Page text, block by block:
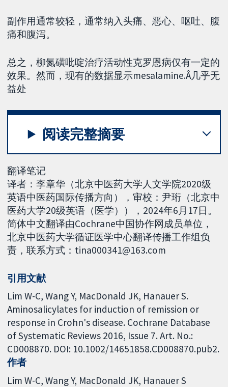
副作用通常较轻，通常纳入头痛、恶心、呕吐、腹
痛和腹泻。
总之，柳氮磺吡啶治疗活动性克罗恩病仅有一定的
效果。然而，现有的数据显示mesalamine.Â几乎无
益处
阅读完整摘要
翻译笔记
译者：李章华（北京中医药大学人文学院2020级
英语中医药国际传播方向），审校：尹珩（北京中
医药大学20级英语（医学）），2024年6月17日。
简体中文翻译由Cochrane中国协作网成员单位，
北京中医药大学循证医学中心翻译传播工作组负
责，联系方式：tina000341@163.com
引用文献
Lim W-C, Wang Y, MacDonald JK, Hanauer S.
Aminosalicylates for induction of remission or
response in Crohn's disease. Cochrane Database
of Systematic Reviews 2016, Issue 7. Art. No.:
CD008870. DOI: 10.1002/14651858.CD008870.pub2.
作者
Lim W-C Wang Y MacDonald JK Hanauer S